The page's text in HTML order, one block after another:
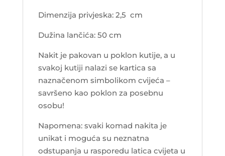
Dimenzija privjeska: 2,5 cm
Dužina lančića: 50 cm
Nakit je pakovan u poklon kutije, a u
svakoj kutiji nalazi se kartica sa
naznačenom simbolikom cvijeća –
savršeno kao poklon za posebnu
osobu!
Napomena: svaki komad nakita je
unikat i moguća su neznatna
odstupanja u rasporedu latica cvijeta u